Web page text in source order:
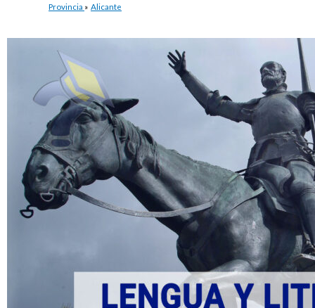
Provincia » Alicante